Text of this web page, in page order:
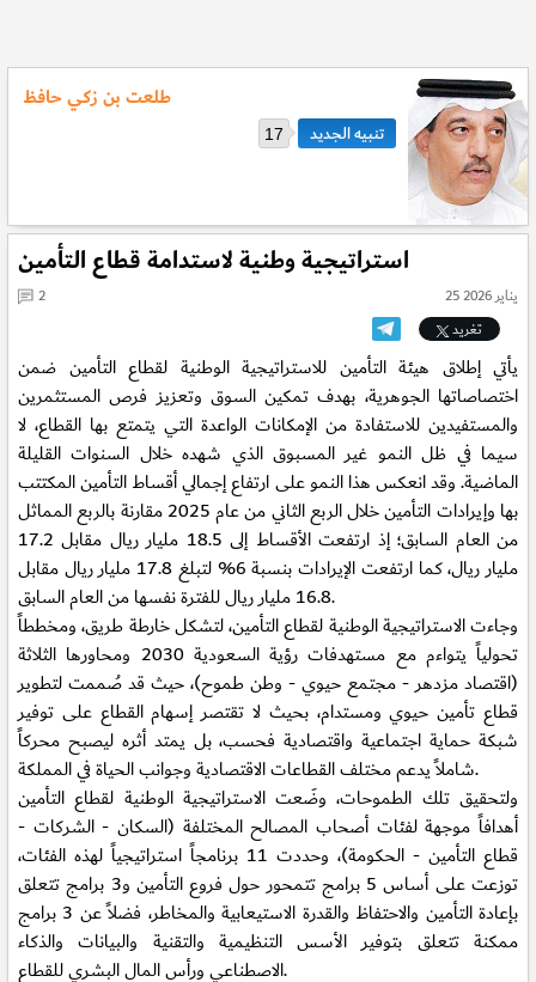
طلعت بن زكي حافظ
17
استراتيجية وطنية لاستدامة قطاع التأمين
25 يناير 2026
2
تغريد
يأتي إطلاق هيئة التأمين للاستراتيجية الوطنية لقطاع التأمين ضمن
اختصاصاتها الجوهرية، بهدف تمكين السوق وتعزيز فرص المستثمرين
والمستفيدين للاستفادة من الإمكانات الواعدة التي يتمتع بها القطاع، لا
سيما في ظل النمو غير المسبوق الذي شهده خلال السنوات القليلة
الماضية. وقد انعكس هذا النمو على ارتفاع إجمالي أقساط التأمين المكتتب
بها وإيرادات التأمين خلال الربع الثاني من عام 2025 مقارنة بالربع المماثل
من العام السابق؛ إذ ارتفعت الأقساط إلى 18.5 مليار ريال مقابل 17.2
مليار ريال، كما ارتفعت الإيرادات بنسبة 6% لتبلغ 17.8 مليار ريال مقابل
16.8 مليار ريال للفترة نفسها من العام السابق.
وجاءت الاستراتيجية الوطنية لقطاع التأمين، لتشكل خارطة طريق، ومخططاً
تحولياً يتواءم مع مستهدفات رؤية السعودية 2030 ومحاورها الثلاثة
(اقتصاد مزدهر - مجتمع حيوي - وطن طموح)، حيث قد صُممت لتطوير
قطاع تأمين حيوي ومستدام، بحيث لا تقتصر إسهام القطاع على توفير
شبكة حماية اجتماعية واقتصادية فحسب، بل يمتد أثره ليصبح محركاً
شاملاً يدعم مختلف القطاعات الاقتصادية وجوانب الحياة في المملكة.
ولتحقيق تلك الطموحات، وضَعت الاستراتيجية الوطنية لقطاع التأمين
أهدافاً موجهة لفئات أصحاب المصالح المختلفة (السكان - الشركات -
قطاع التأمين - الحكومة)، وحددت 11 برنامجاً استراتيجياً لهذه الفئات،
توزعت على أساس 5 برامج تتمحور حول فروع التأمين و3 برامج تتعلق
بإعادة التأمين والاحتفاظ والقدرة الاستيعابية والمخاطر، فضلاً عن 3 برامج
ممكنة تتعلق بتوفير الأسس التنظيمية والتقنية والبيانات والذكاء
الاصطناعي ورأس المال البشري للقطاع.